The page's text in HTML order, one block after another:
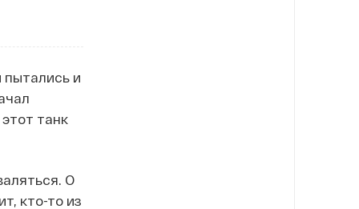
пытались и
танк
О
кто-то из